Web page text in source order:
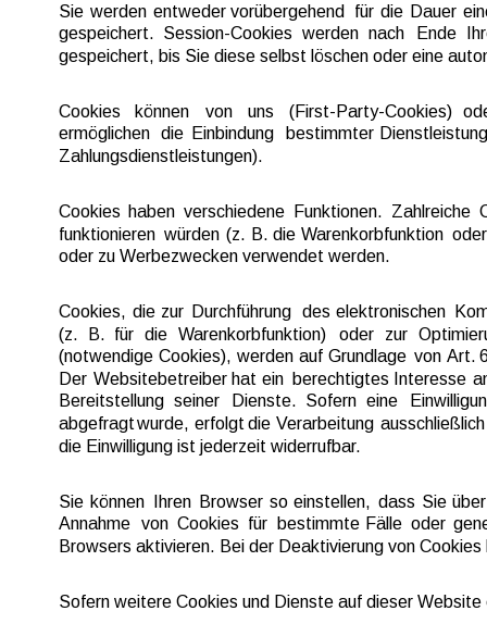
Sie werden entweder vorübergehend für die Dauer
gespeichert. Session-Cookies werden nach Ende
gespeichert, bis Sie diese selbst löschen oder eine
Cookies können von uns (First-Party-Cookies)
ermöglichen die Einbindung bestimmter
Zahlungsdienstleistungen).
Cookies haben verschiedene Funktionen. Zahlreiche
funktionieren würden (z. B. die Warenkorbfunktion
oder zu Werbezwecken verwendet werden.
Cookies, die zur Durchführung des elektronischen
(z. B. für die Warenkorbfunktion) oder zur
(notwendige Cookies), werden auf Grundlage von Art.
Der Websitebetreiber hat ein berechtigtes Interesse
Bereitstellung seiner Dienste. Sofern eine
abgefragt wurde, erfolgt die Verarbeitung
die Einwilligung ist jederzeit widerrufbar.
Sie können Ihren Browser so einstellen, dass Sie
Annahme von Cookies für bestimmte Fälle oder
Browsers aktivieren. Bei der Deaktivierung von
Sofern weitere Cookies und Dienste auf dieser